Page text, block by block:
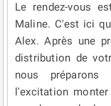
Le rendez-vous
Maline. C'est ici
Alex. Après une
distribution de
nous préparons
l'excitation